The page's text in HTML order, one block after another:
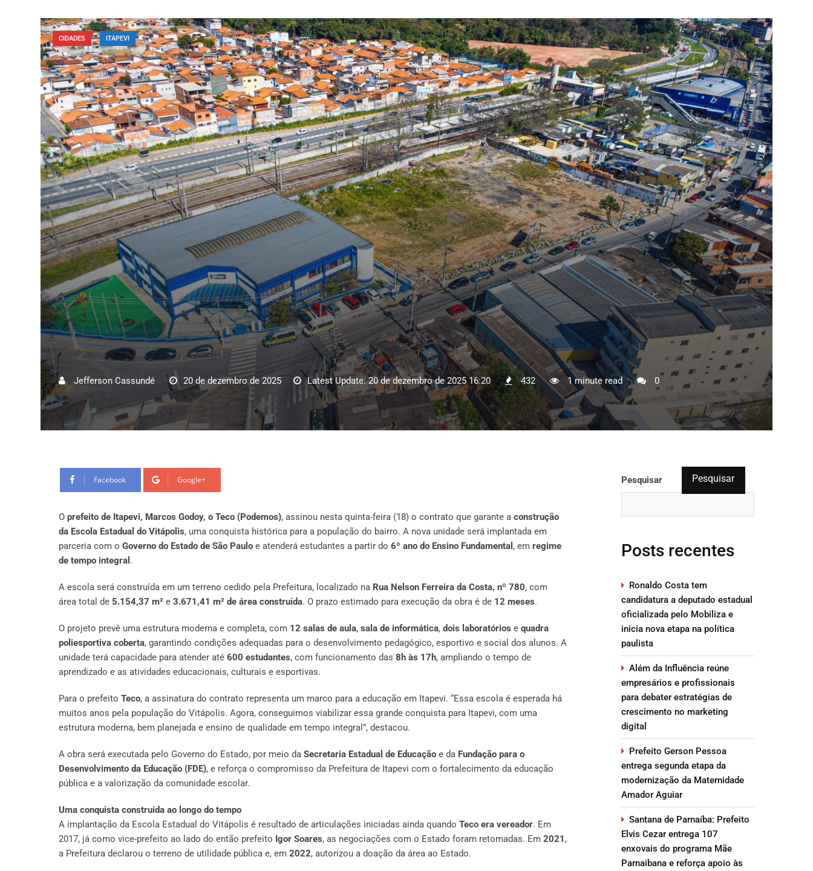
CIDADES ITAPEVI
Jefferson Cassundé 20 de dezembro de 2025 Latest Update: 20 de dezembro de 2025 16:20 432 1 minute read 0
Facebook Google+
O prefeito de Itapevi, Marcos Godoy, o Teco (Podemos), assinou nesta quinta-feira (18) o contrato que garante a construção
da Escola Estadual do Vitápolis, uma conquista histórica para a população do bairro. A nova unidade será implantada em
parceria com o Governo do Estado de São Paulo e atenderá estudantes a partir do 6º ano do Ensino Fundamental , em regime
de tempo integral .
A escola será construída em um terreno cedido pela Prefeitura, localizado na Rua Nelson Ferreira da Costa, nº 780, com
área total de 5.154,37 m² e 3.671,41 m² de área construída. O prazo estimado para execução da obra é de 12 meses.
O projeto prevê uma estrutura moderna e completa, com 12 salas de aula, sala de informática, dois laboratórios e quadra
poliesportiva coberta, garantindo condições adequadas para o desenvolvimento pedagógico, esportivo e social dos alunos. A
unidade terá capacidade para atender até 600 estudantes, com funcionamento das 8h às 17h, ampliando o tempo de
aprendizado e as atividades educacionais, culturais e esportivas.
Para o prefeito Teco, a assinatura do contrato representa um marco para a educação em Itapevi. “Essa escola é esperada há
muitos anos pela população do Vitápolis. Agora, conseguimos viabilizar essa grande conquista para Itapevi, com uma
estrutura moderna, bem planejada e ensino de qualidade em tempo integral”, destacou.
A obra será executada pelo Governo do Estado, por meio da Secretaria Estadual de Educação e da Fundação para o
Desenvolvimento da Educação (FDE), e reforça o compromisso da Prefeitura de Itapevi com o fortalecimento da educação
pública e a valorização da comunidade escolar.
Uma conquista construída ao longo do tempo
A implantação da Escola Estadual do Vitápolis é resultado de articulações iniciadas ainda quando Teco era vereador. Em
2017, já como vice-prefeito ao lado do então prefeito Igor Soares, as negociações com o Estado foram retomadas. Em 2021 ,
a Prefeitura declarou o terreno de utilidade pública e, em 2022, autorizou a doação da área ao Estado.
Pesquisar Pesquisar
Posts recentes
Ronaldo Costa tem
candidatura a deputado estadual
oficializada pelo Mobiliza e
inicia nova etapa na política
paulista
Além da Influência reúne
empresários e profissionais
para debater estratégias de
crescimento no marketing
digital
Prefeito Gerson Pessoa
entrega segunda etapa da
modernização da Maternidade
Amador Aguiar
Santana de Parnaíba: Prefeito
Elvis Cezar entrega 107
enxovais do programa Mãe
Parnaibana e reforça apoio às